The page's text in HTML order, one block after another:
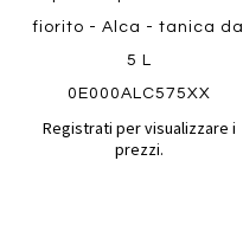
fiorito - Alca - tanica da
5 L
0E000ALC575XX
Registrati per visualizzare i
prezzi.